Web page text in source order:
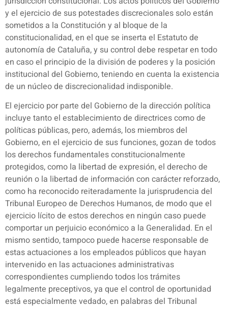
y el ejercicio de sus potestades discrecionales solo están
sometidos a la Constitución y al bloque de la
constitucionalidad, en el que se inserta el Estatuto de
autonomía de Cataluña, y su control debe respetar en todo
en caso el principio de la división de poderes y la posición
institucional del Gobierno, teniendo en cuenta la existencia
de un núcleo de discrecionalidad indisponible.
El ejercicio por parte del Gobierno de la dirección política
incluye tanto el establecimiento de directrices como de
políticas públicas, pero, además, los miembros del
Gobierno, en el ejercicio de sus funciones, gozan de todos
los derechos fundamentales constitucionalmente
protegidos, como la libertad de expresión, el derecho de
reunión o la libertad de información con carácter reforzado,
como ha reconocido reiteradamente la jurisprudencia del
Tribunal Europeo de Derechos Humanos, de modo que el
ejercicio lícito de estos derechos en ningún caso puede
comportar un perjuicio económico a la Generalidad. En el
mismo sentido, tampoco puede hacerse responsable de
estas actuaciones a los empleados públicos que hayan
intervenido en las actuaciones administrativas
correspondientes cumpliendo todos los trámites
legalmente preceptivos, ya que el control de oportunidad
está especialmente vedado, en palabras del Tribunal